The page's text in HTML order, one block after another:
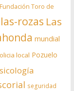
Fundación Toro de
las-rozas Las
mundial
local Pozuelo
seguridad